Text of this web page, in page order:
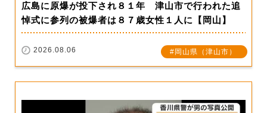
広島に原爆が投下され８１年 津山市で行われた追
悼式に参列の被爆者は８７歳女性１人に【岡山】
2026.08.06 岡山県（津山市）